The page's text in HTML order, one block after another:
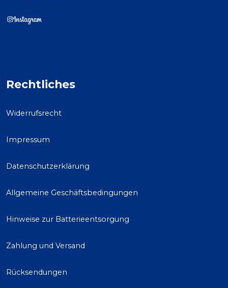
Rechtliches
Widerrufsrecht
Impressum
Datenschutzerklärung
Allgemeine Geschäftsbedingungen
Hinweise zur Batterieentsorgung
Zahlung und Versand
Rücksendungen